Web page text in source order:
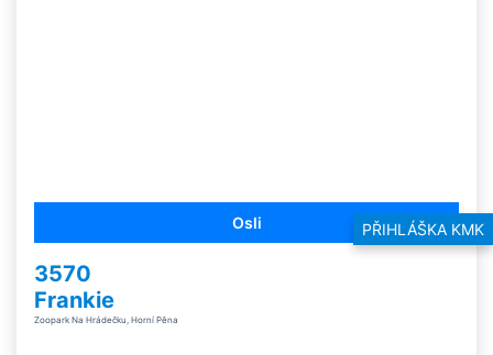
PŘIHLÁŠKA KMK
Osli
3570
Frankie
Zoopark Na Hrádečku, Horní Pěna